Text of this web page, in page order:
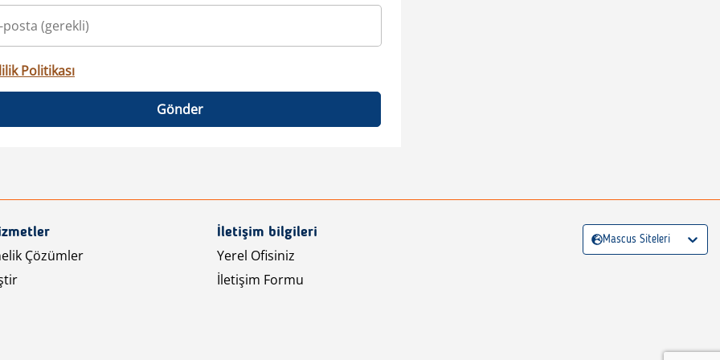
Politikası
Gönder
Çözümler
İletişim bilgileri
Yerel Ofisiniz
İletişim Formu
Mascus Siteleri